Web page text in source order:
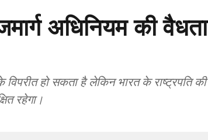
अधिनियम की वैधता
हो सकता है लेकिन भारत के राष्ट्रपति की
रहेगा।